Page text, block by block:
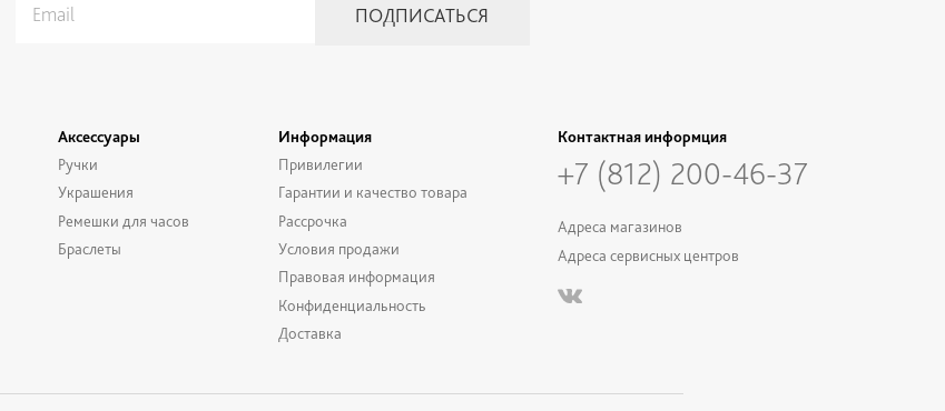
Аксессуары
Ручки
Украшения
Ремешки для часов
Браслеты
Информация
Привилегии
Гарантии и качество товара
Рассрочка
Условия продажи
Правовая информация
Конфиденциальность
Доставка
Контактная информция
+7 (812) 200-46-37
Адреса магазинов
Адреса сервисных центров